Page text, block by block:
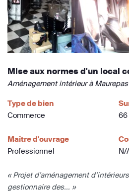
Mise aux normes d'un local
Aménagement intérieur à Maurepas
Type de bien
Commerce
66
Maître d'ouvrage
Professionnel
N/
« Projet d’aménagement
gestionnaire des... »